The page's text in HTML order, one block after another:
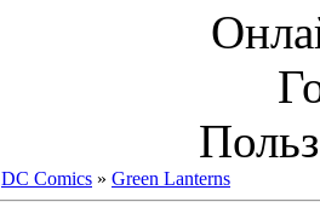
DC Comics » Green Lanterns